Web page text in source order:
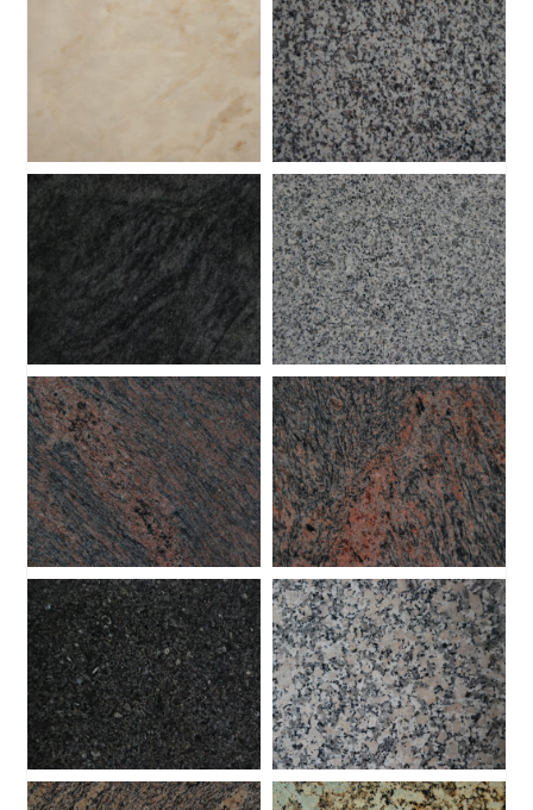
MÁRMORES
GRANITOS
GRANITOS
GRANITOS
GRANITOS GRANITOS
GRANITOS GRANITOS